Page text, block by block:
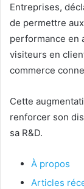
Entreprises,
de permettre
performance en
visiteurs en
commerce
Cette
renforcer son
sa R&D.
À propos
Articles